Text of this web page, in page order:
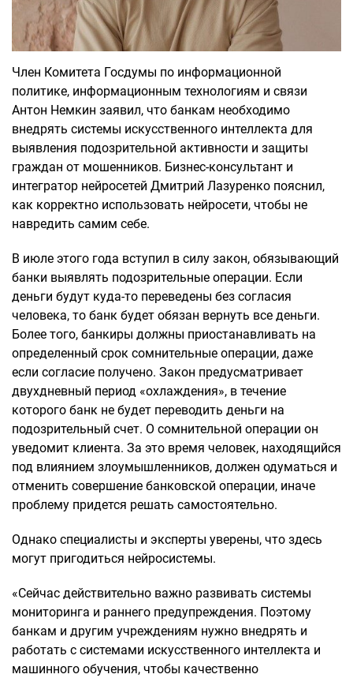
Член Комитета Госдумы по информационной
политике, информационным технологиям и связи
Антон Немкин заявил, что банкам необходимо
внедрять системы искусственного интеллекта для
выявления подозрительной активности и защиты
граждан от мошенников. Бизнес-консультант и
интегратор нейросетей Дмитрий Лазуренко пояснил,
как корректно использовать нейросети, чтобы не
навредить самим себе.
В июле этого года вступил в силу закон, обязывающий
банки выявлять подозрительные операции. Если
деньги будут куда-то переведены без согласия
человека, то банк будет обязан вернуть все деньги.
Более того, банкиры должны приостанавливать на
определенный срок сомнительные операции, даже
если согласие получено. Закон предусматривает
двухдневный период «охлаждения», в течение
которого банк не будет переводить деньги на
подозрительный счет. О сомнительной операции он
уведомит клиента. За это время человек, находящийся
под влиянием злоумышленников, должен одуматься и
отменить совершение банковской операции, иначе
проблему придется решать самостоятельно.
Однако специалисты и эксперты уверены, что здесь
могут пригодиться нейросистемы.
«Сейчас действительно важно развивать системы
мониторинга и раннего предупреждения. Поэтому
банкам и другим учреждениям нужно внедрять и
работать с системами искусственного интеллекта и
машинного обучения, чтобы качественно